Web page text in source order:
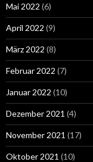
Mai 2022 (6)
April 2022 (9)
März 2022 (8)
Februar 2022 (7)
Januar 2022 (10)
Dezember 2021 (4)
November 2021 (17)
Oktober 2021 (10)